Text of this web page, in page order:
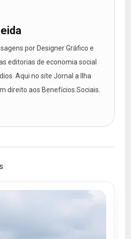
por Designer Gráfico e
editorias de economia social
Aqui no site Jornal a Ilha
direito aos Benefícios Sociais.